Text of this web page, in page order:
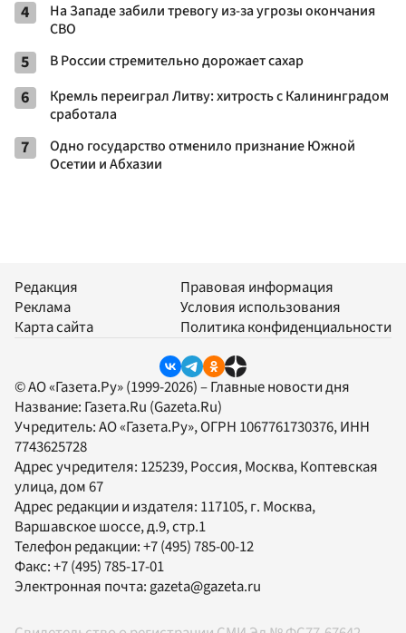
4
На Западе забили тревогу из-за угрозы окончания
СВО
5 В России стремительно дорожает сахар
6
Кремль переиграл Литву: хитрость с Калининградом
сработала
7
Одно государство отменило признание Южной
Осетии и Абхазии
Редакция
Реклама
Карта сайта
Правовая информация
Условия использования
Политика конфиденциальности
© АО «Газета.Ру» (1999-2026) – Главные новости дня
Название: Газета.Ru (Gazeta.Ru)
Учредитель:АО «Газета.Ру», ОГРН 1067761730376, ИНН
7743625728
Адрес учредителя: 125239, Россия, Москва, Коптевская
улица, дом 67
Адрес редакции и издателя: 117105, г. Москва,
Варшавское шоссе, д.9, стр.1
Телефон редакции:+7 (495) 785-00-12
Факс:+7 (495) 785-17-01
Электронная почта:gazeta@gazeta.ru